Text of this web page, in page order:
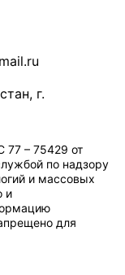
г.
– 75429 от
по надзору
и массовых
и
для